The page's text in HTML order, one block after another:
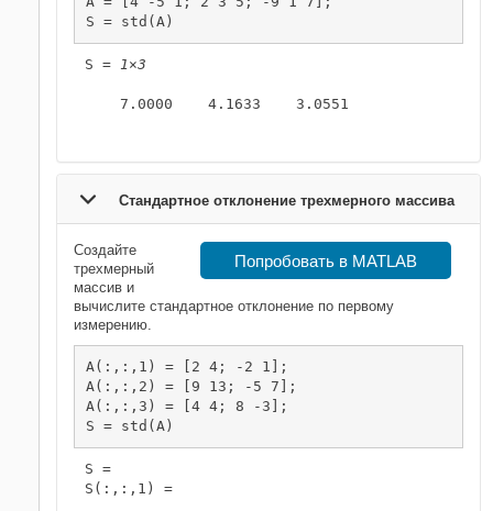
S = std(A)
S = 1×3
    7.0000    4.1633    3.0551
Стандартное отклонение трехмерного массива
Попробовать в MATLAB
Создайте
трехмерный
массив и
вычислите стандартное отклонение по первому
измерению.
A(:,:,1) = [2 4; -2 1];
A(:,:,2) = [9 13; -5 7];
A(:,:,3) = [4 4; 8 -3];
S = std(A)
S =
S(:,:,1) =